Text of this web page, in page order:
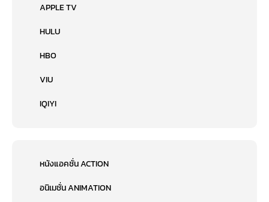
APPLE TV
HULU
HBO
VIU
IQIYI
หนังแอคชั่น ACTION
อนิเมชั่น ANIMATION